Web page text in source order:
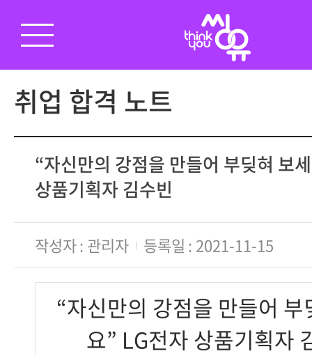
취업 합격 노트
“자신만의 강점을 만들어 부딪혀 보
상품기획자 김수빈
작성자 관리자 등록일 2021-11-15
“자신만의 강점을 만들어
요” LG전자 상품기획자